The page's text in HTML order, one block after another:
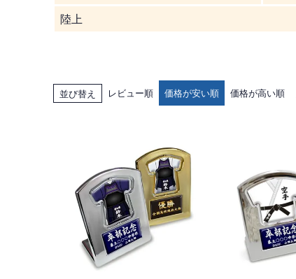
陸上
並び替え レビュー順 価格が安い順 価格が高い順